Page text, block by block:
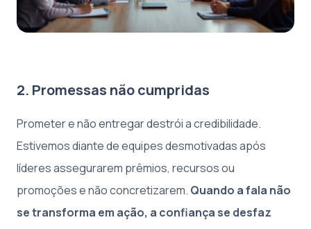
2. Promessas não cumpridas
Prometer e não entregar destrói a credibilidade.
Estivemos diante de equipes desmotivadas após
líderes assegurarem prêmios, recursos ou
promoções e não concretizarem. Quando a fala não
se transforma em ação, a confiança se desfaz